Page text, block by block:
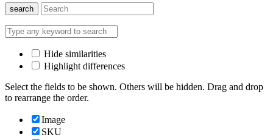
search
Hide similarities
Highlight differences
Select the fields to be shown. Others will be hidden. Drag and drop
to rearrange the order.
Image
SKU